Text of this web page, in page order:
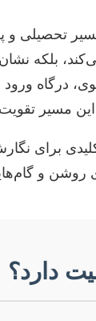
بلکه
درگاه ورود
مسیر
برای
روشن و
دارد؟